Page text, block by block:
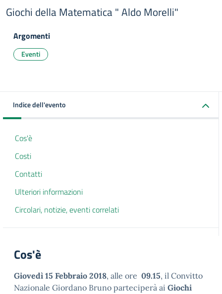
Giochi della Matematica " Aldo Morelli"
Argomenti
Eventi
Indice dell'evento
Cos'è
Costi
Contatti
Ulteriori informazioni
Circolari, notizie, eventi correlati
Cos'è
Giovedì 15 Febbraio 2018, alle ore 09.15, il Convitto
Nazionale Giordano Bruno parteciperà ai Giochi